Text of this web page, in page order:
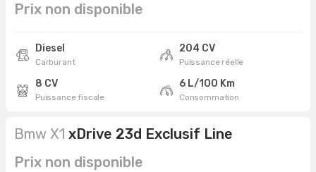
Prix non disponible
Diesel
Carburant
204 CV
Puissance réelle
8 CV
Puissance fiscale
6 L/100 Km
Consommation
Bmw X1 xDrive 23d Exclusif Line
Prix non disponible